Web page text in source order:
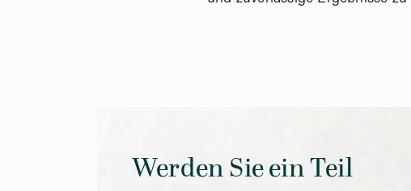
Werden Sie ein Teil